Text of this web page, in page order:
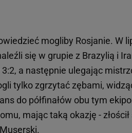
mogliby Rosjanie. W
się w grupie z Brazylią i
3:2, a następnie ulegając
tylko zgrzytać zębami,
do półfinałów obu tym
mając taką okazję -